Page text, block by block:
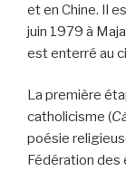
et en Chine. Il
juin 1979 à
est enterré au
La première
catholicisme (
poésie
Fédération